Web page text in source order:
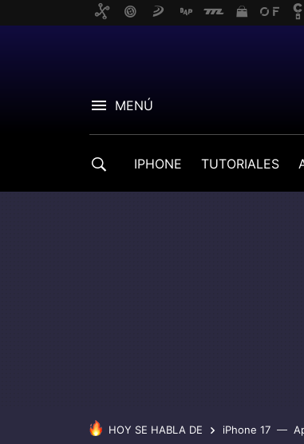
MENÚ
IPHONE TUTORIALES
HOY SE HABLA DE iPhone 17